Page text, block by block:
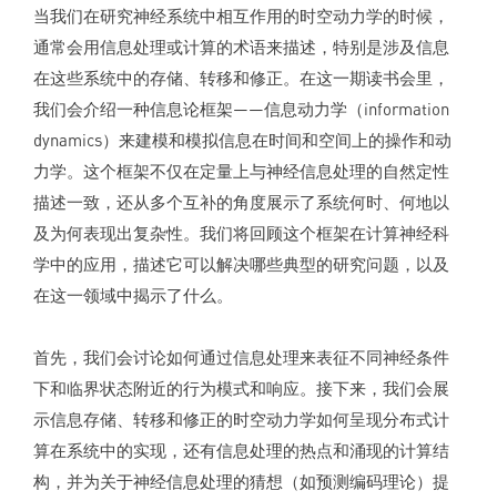
当我们在研究神经系统中相互作用的时空动力学的时候，
通常会用信息处理或计算的术语来描述，特别是涉及信息
在这些系统中的存储、转移和修正。在这一期读书会里，
我们会介绍一种信息论框架——信息动力学（information
dynamics）来建模和模拟信息在时间和空间上的操作和动
力学。这个框架不仅在定量上与神经信息处理的自然定性
描述一致，还从多个互补的角度展示了系统何时、何地以
及为何表现出复杂性。我们将回顾这个框架在计算神经科
学中的应用，描述它可以解决哪些典型的研究问题，以及
在这一领域中揭示了什么。
首先，我们会讨论如何通过信息处理来表征不同神经条件
下和临界状态附近的行为模式和响应。接下来，我们会展
示信息存储、转移和修正的时空动力学如何呈现分布式计
算在系统中的实现，还有信息处理的热点和涌现的计算结
构，并为关于神经信息处理的猜想（如预测编码理论）提